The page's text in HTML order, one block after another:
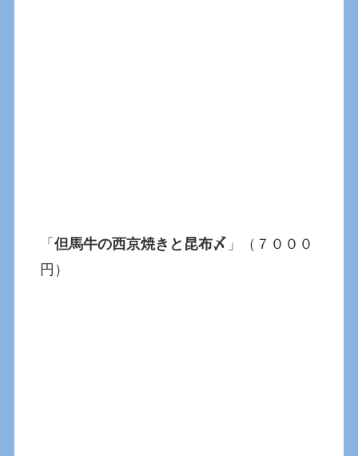
「但馬牛の西京焼きと昆布〆 」（７０００
円）